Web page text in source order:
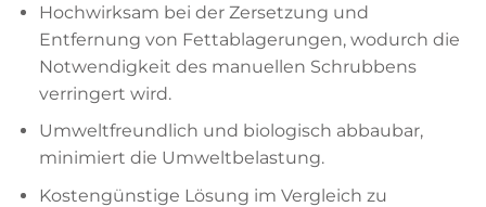
Hochwirksam bei der Zersetzung und
Entfernung von Fettablagerungen, wodurch die
Notwendigkeit des manuellen Schrubbens
verringert wird.
Umweltfreundlich und biologisch abbaubar,
minimiert die Umweltbelastung.
Kostengünstige Lösung im Vergleich zu